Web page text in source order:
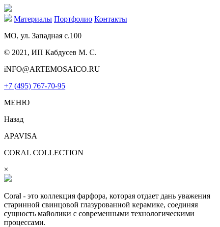
Материалы Портфолио Контакты
МО, ул. Западная с.100
© 2021, ИП Кабдусев М. С.
iNFO@ARTEMOSAICO.RU
+7 (495) 767-70-95
МЕНЮ
Назад
APAVISA
CORAL COLLECTION
×
Coral - это коллекция фарфора, которая отдает дань уважения
старинной свинцовой глазурованной керамике, соединяя
сущность майолики с современными технологическими
процессами.